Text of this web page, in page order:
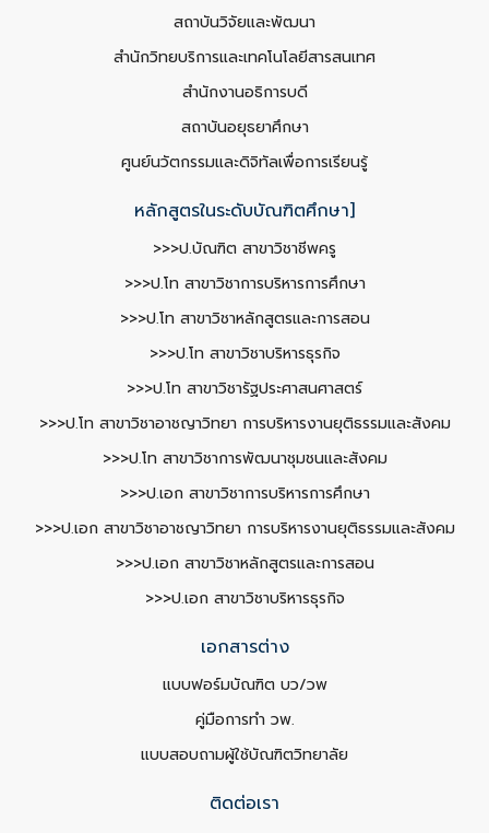
สถาบันวิจัยและพัฒนา
สำนักวิทยบริการและเทคโนโลยีสารสนเทศ
สำนักงานอธิการบดี
สถาบันอยุธยาศึกษา
ศูนย์นวัตกรรมและดิจิทัลเพื่อการเรียนรู้
หลักสูตรในระดับบัณฑิตศึกษา]
>>>ป.บัณฑิต สาขาวิชาชีพครู
>>>ป.โท สาขาวิชาการบริหารการศึกษา
>>>ป.โท สาขาวิชาหลักสูตรและการสอน
>>>ป.โท สาขาวิชาบริหารธุรกิจ
>>>ป.โท สาขาวิชารัฐประศาสนศาสตร์
>>>ป.โท สาขาวิชาอาชญาวิทยา การบริหารงานยุติธรรมและสังคม
>>>ป.โท สาขาวิชาการพัฒนาชุมชนและสังคม
>>>ป.เอก สาขาวิชาการบริหารการศึกษา
>>>ป.เอก สาขาวิชาอาชญาวิทยา การบริหารงานยุติธรรมและสังคม
>>>ป.เอก สาขาวิชาหลักสูตรและการสอน
>>>ป.เอก สาขาวิชาบริหารธุรกิจ
เอกสารต่าง
แบบฟอร์มบัณฑิต บว/วพ
คู่มือการทำ วพ.
แบบสอบถามผู้ใช้บัณฑิตวิทยาลัย
ติดต่อเรา